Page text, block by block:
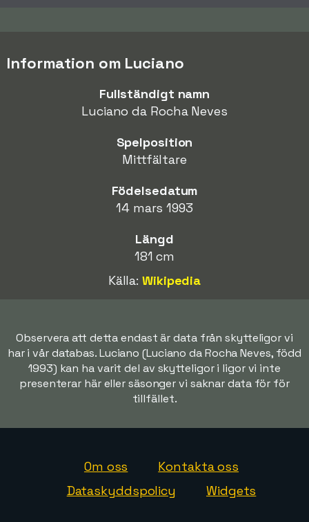
Information om Luciano
Fullständigt namn
Luciano da Rocha Neves
Spelposition
Mittfältare
Födelsedatum
14 mars 1993
Längd
181 cm
Källa:Wikipedia
Observera att detta endast är data från skytteligor vi
har i vår databas. Luciano (Luciano da Rocha Neves, född
1993) kan ha varit del av skytteligor i ligor vi inte
presenterar här eller säsonger vi saknar data för för
tillfället.
Om oss
Kontakta oss
Dataskyddspolicy
Widgets